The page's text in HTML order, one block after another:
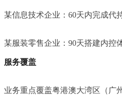
某信息技术企业：60天内完成代
某服装零售企业：90天搭建内控
服务覆盖
业务重点覆盖粤港澳大湾区（广